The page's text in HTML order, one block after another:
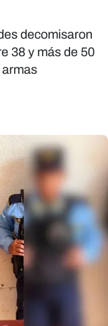
decomisaron
38 y más de 50